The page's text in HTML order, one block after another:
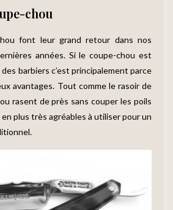
chou
font leur grand retour dans nos
années. Si le coupe-chou est
barbiers c’est principalement parce
avantages. Tout comme le rasoir de
rasent de près sans couper les poils
plus très agréables à utiliser pour un